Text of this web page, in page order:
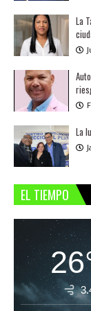
La
La
EL TIEMPO